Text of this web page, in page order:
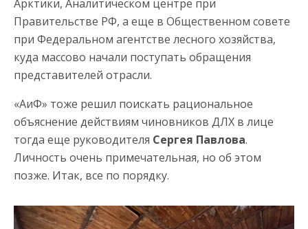
Арктики, Аналитическом центре при
Правительстве РФ, а еще в Общественном совете
при Федеральном агентстве лесного хозяйства,
куда массово начали поступать обращения
представителей отрасли.
«АиФ» тоже решил поискать рациональное
объяснение действиям чиновников ДЛХ в лице
тогда еще руководителя Сергея Павлова.
Личность очень примечательная, но об этом
позже. Итак, все по порядку.